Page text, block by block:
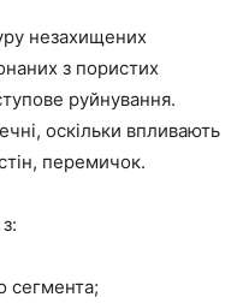
незахищених
з пористих
руйнування.
оскільки впливають
перемичок.
сегмента;